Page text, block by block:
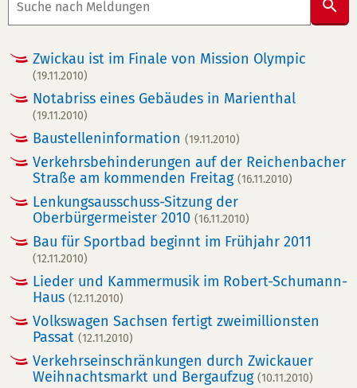
Zwickau ist im Finale von Mission Olympic
(19.11.2010)
Notabriss eines Gebäudes in Marienthal
(19.11.2010)
Baustelleninformation (19.11.2010)
Verkehrsbehinderungen auf der Reichenbacher
Straße am kommenden Freitag (16.11.2010)
Lenkungsausschuss-Sitzung der
Oberbürgermeister 2010 (16.11.2010)
Bau für Sportbad beginnt im Frühjahr 2011
(12.11.2010)
Lieder und Kammermusik im Robert-Schumann-
Haus (12.11.2010)
Volkswagen Sachsen fertigt zweimillionsten
Passat (12.11.2010)
Verkehrseinschränkungen durch Zwickauer
Weihnachtsmarkt und Bergaufzug (10.11.2010)